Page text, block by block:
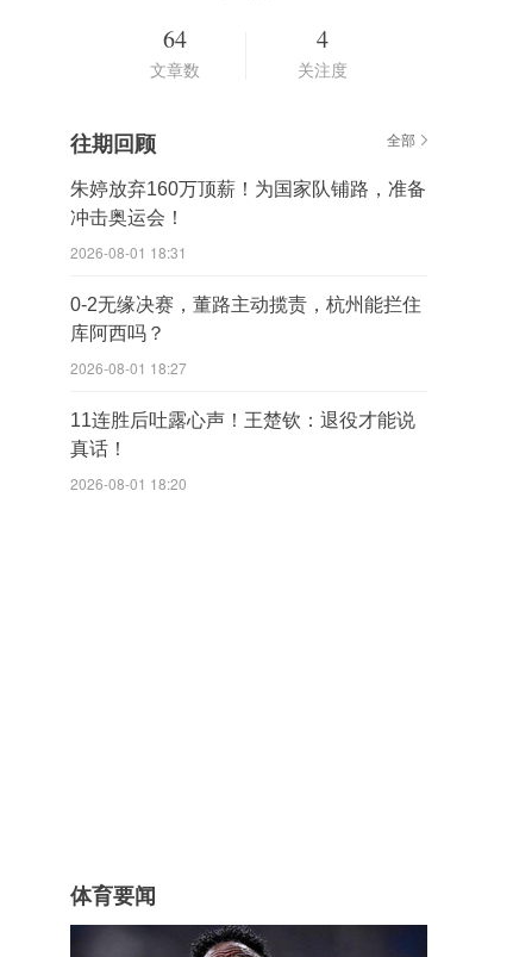
64
文章数
4
关注度
往期回顾 全部
朱婷放弃160万顶薪！为国家队铺路，准备
冲击奥运会！
2026-08-01 18:31
0-2无缘决赛，董路主动揽责，杭州能拦住
库阿西吗？
2026-08-01 18:27
11连胜后吐露心声！王楚钦：退役才能说
真话！
2026-08-01 18:20
体育要闻